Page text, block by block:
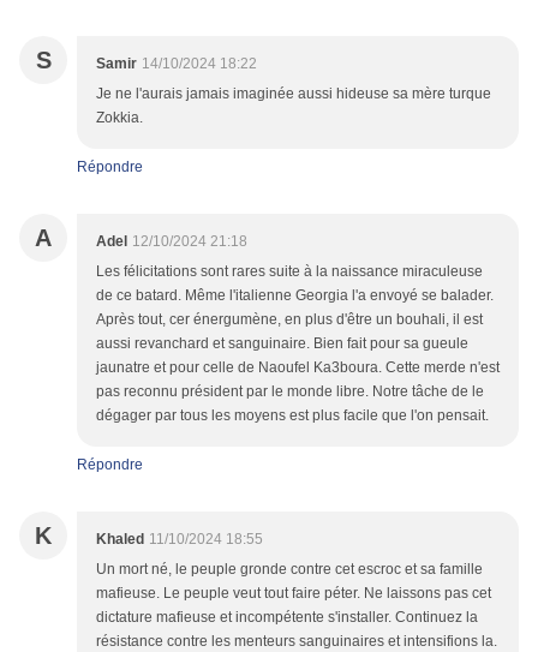
S Samir 14/10/2024 18:22
Je ne l'aurais jamais imaginée aussi hideuse sa mère turque
Zokkia.
Répondre
A Adel 12/10/2024 21:18
Les félicitations sont rares suite à la naissance miraculeuse
de ce batard. Même l'italienne Georgia l'a envoyé se balader.
Après tout, cer énergumène, en plus d'être un bouhali, il est
aussi revanchard et sanguinaire. Bien fait pour sa gueule
jaunatre et pour celle de Naoufel Ka3boura. Cette merde n'est
pas reconnu président par le monde libre. Notre tâche de le
dégager par tous les moyens est plus facile que l'on pensait.
Répondre
K Khaled 11/10/2024 18:55
Un mort né, le peuple gronde contre cet escroc et sa famille
mafieuse. Le peuple veut tout faire péter. Ne laissons pas cet
dictature mafieuse et incompétente s'installer. Continuez la
résistance contre les menteurs sanguinaires et intensifions la.